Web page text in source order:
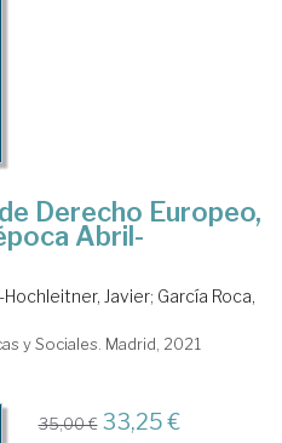
Derecho Europeo,
Abril-
Hochleitner, Javier; García Roca,
y Sociales. Madrid, 2021
35,00 € 33,25 €